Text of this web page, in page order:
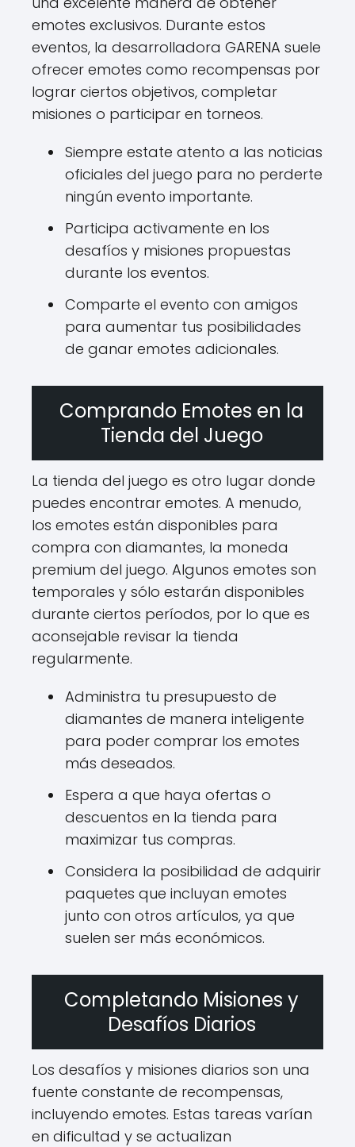
emotes exclusivos. Durante estos
eventos, la desarrolladora GARENA suele
ofrecer emotes como recompensas por
lograr ciertos objetivos, completar
misiones o participar en torneos.
Siempre estate atento a las noticias
oficiales del juego para no perderte
ningún evento importante.
Participa activamente en los
desafíos y misiones propuestas
durante los eventos.
Comparte el evento con amigos
para aumentar tus posibilidades
de ganar emotes adicionales.
Comprando Emotes en la
Tienda del Juego
La tienda del juego es otro lugar donde
puedes encontrar emotes. A menudo,
los emotes están disponibles para
compra con diamantes, la moneda
premium del juego. Algunos emotes son
temporales y sólo estarán disponibles
durante ciertos períodos, por lo que es
aconsejable revisar la tienda
regularmente.
Administra tu presupuesto de
diamantes de manera inteligente
para poder comprar los emotes
más deseados.
Espera a que haya ofertas o
descuentos en la tienda para
maximizar tus compras.
Considera la posibilidad de adquirir
paquetes que incluyan emotes
junto con otros artículos, ya que
suelen ser más económicos.
Completando Misiones y
Desafíos Diarios
Los desafíos y misiones diarios son una
fuente constante de recompensas,
incluyendo emotes. Estas tareas varían
en dificultad y se actualizan